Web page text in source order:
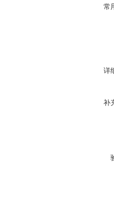
常
详
补